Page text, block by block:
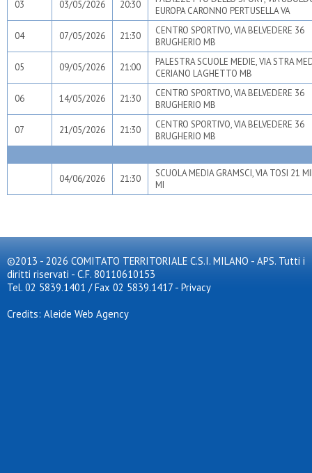
03 03/05/2026 20:30
EUROPA CARONNO PERTUSELLA VA
04 07/05/2026 21:30
CENTRO SPORTIVO, VIA BELVEDERE 36
BRUGHERIO MB
05 09/05/2026 21:00
PALESTRA SCUOLE MEDIE, VIA STRA
CERIANO LAGHETTO MB
06 14/05/2026 21:30
CENTRO SPORTIVO, VIA BELVEDERE 36
BRUGHERIO MB
07 21/05/2026 21:30
CENTRO SPORTIVO, VIA BELVEDERE 36
BRUGHERIO MB
04/06/2026 21:30
SCUOLA MEDIA GRAMSCI, VIA TOSI 21
MI
©2013 - 2026 COMITATO TERRITORIALE C.S.I. MILANO - APS. Tutti i
diritti riservati - C.F. 80110610153
Tel. 02 5839.1401 / Fax 02 5839.1417 - Privacy
Credits: Aleide Web Agency